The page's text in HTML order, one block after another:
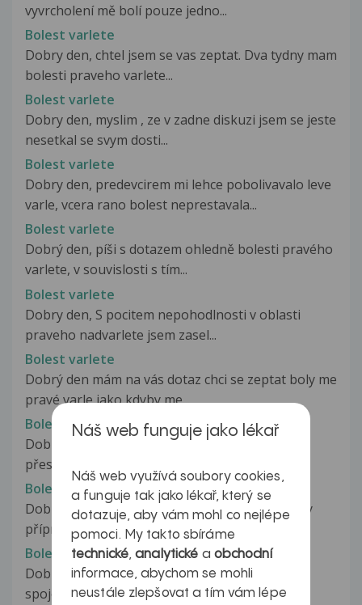
vyvrcholení mě bolí pouze jedno...
Bolest varlete
Dobry den, chtel jsem se vas zeptat. Dva tydny mam
bolesti praveho varlete...
Bolest varlete
Dobry den, myslim , ze v zadne diskuzi jsem se jeste
nesetkal se svym dosti...
Bolest varlete
Dobry den, predevcirem mi lehce pobolivavalo leve
varle, vcera rano bolest neprestavala...
Bolest varlete
Dobrý den, píši s dotazem ohledně bolesti pravého
varlete, v souvislosti s tím...
Bolest varlete
Dobry den, S pocitem nepohodlnosti v oblasti
praveho nadvarlete jsem zasel...
Bolest varlete
Dobrý den mám na vás dotaz chci se zeptat boly me
pravé varle jako kdyby me...
Bolest varlete
Dobrý den, mám zajít k doktorovi, když už něco
přes týden cítím občas, ne vždy,...
Bolest varlete
Dobrý den, prosím o radu. Používám asi 4 týdny
přípravek NEOCAPIL proti padání...
Bolest varlete
Dobrý den , již delší dobu pociťuji bolest varlat
spojenou s bolesti zad , v...
Náš web funguje jako lékař
Náš web využívá soubory cookies,
a funguje tak jako lékař, který se
dotazuje, aby vám mohl co nejlépe
pomoci. My takto sbíráme
technické,analytické a obchodní
informace, abychom se mohli
neustále zlepšovat a tím vám lépe